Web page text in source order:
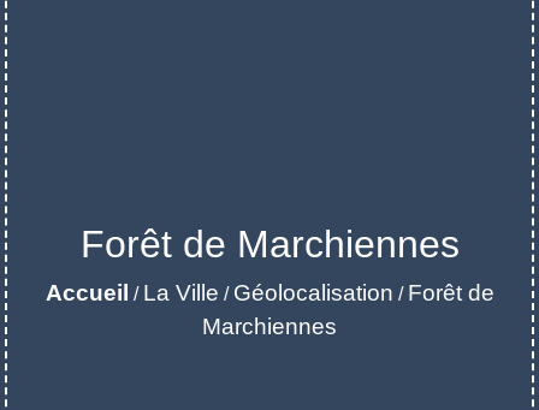
Forêt de Marchiennes
Accueil / La Ville / Géolocalisation / Forêt de
Marchiennes